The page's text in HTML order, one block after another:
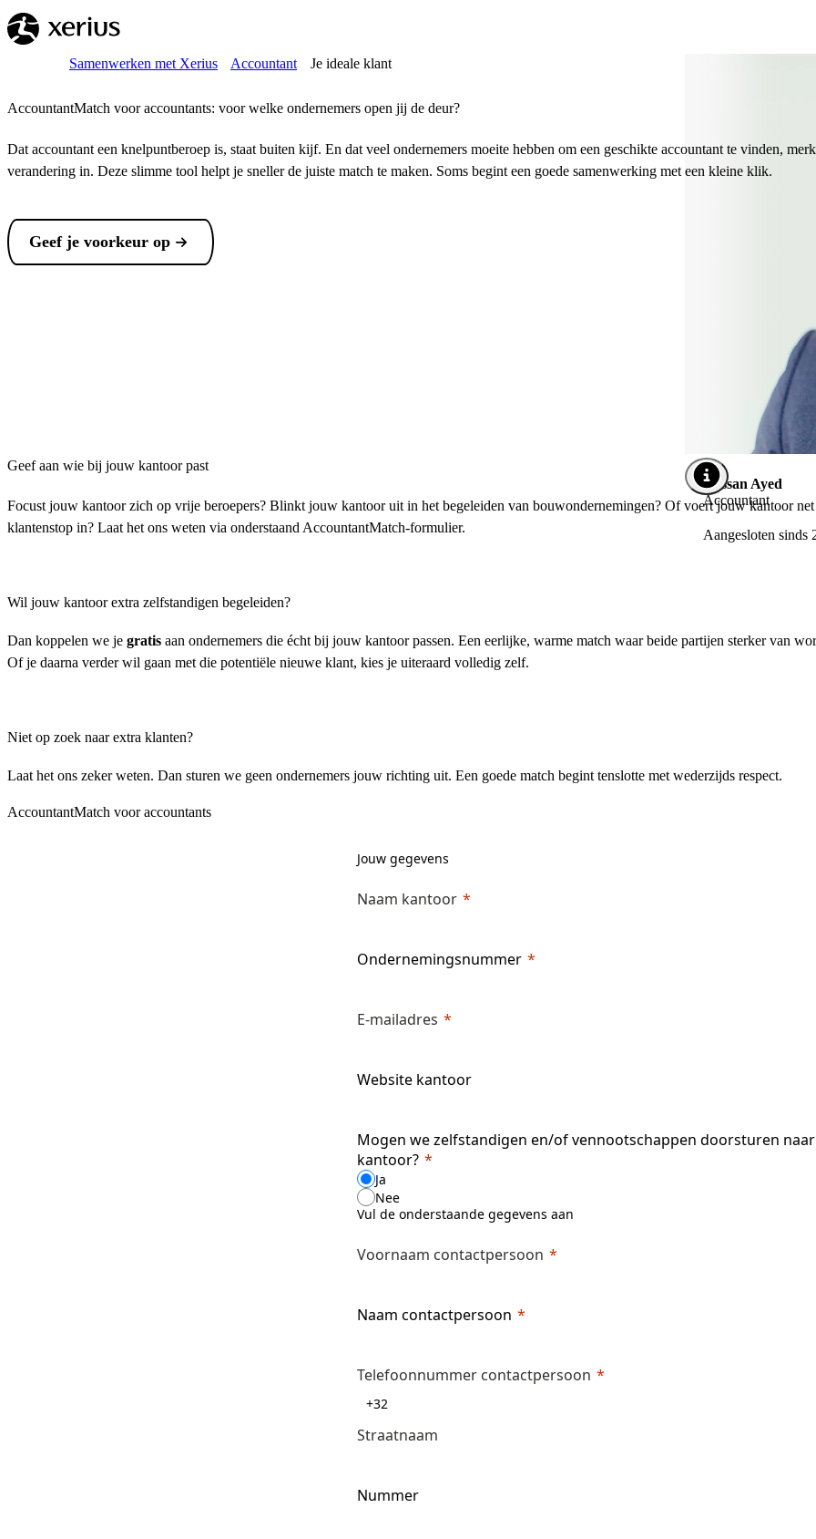
Overslaan naar de hoofdinhoud
Afbeelding tooltip
Afbeelding tooltip:
Hassan Ayed
Accountant
Aangesloten sinds
Breadcrumb
HomeSamenwerken met Xerius Accountant Je ideale klant
AccountantMatch voor accountants: voor welke ondernemers open jij de deur?
Dat accountant een knelpuntberoep is, staat buiten kijf. En dat veel ondernemers moeite hebben om een geschikte accountant te vinden,
verandering in. Deze slimme tool helpt je sneller de juiste match te maken. Soms begint een goede samenwerking met een kleine klik.
Geef je voorkeur op
Geef aan wie bij jouw kantoor past
Focust jouw kantoor zich op vrije beroepers? Blinkt jouw kantoor uit in het begeleiden van bouwondernemingen? Of voert jouw kantoor net
klantenstop in? Laat het ons weten via onderstaand AccountantMatch-formulier.
Wil jouw kantoor extra zelfstandigen begeleiden?
Dan koppelen we je gratis aan ondernemers die écht bij jouw kantoor passen. Een eerlijke, warme match waar beide partijen sterker van
Of je daarna verder wil gaan met die potentiële nieuwe klant, kies je uiteraard volledig zelf.
Niet op zoek naar extra klanten?
Laat het ons zeker weten. Dan sturen we geen ondernemers jouw richting uit. Een goede match begint tenslotte met wederzijds respect.
AccountantMatch voor accountants
Jouw gegevens
Naam kantoor
Ondernemingsnummer
E-mailadres
Website kantoor
Mogen we zelfstandigen en/of vennootschappen doorsturen
kantoor?
Ja
Nee
Vul de onderstaande gegevens aan
Voornaam contactpersoon
Naam contactpersoon
Telefoonnummer contactpersoon
Straatnaam
Nummer